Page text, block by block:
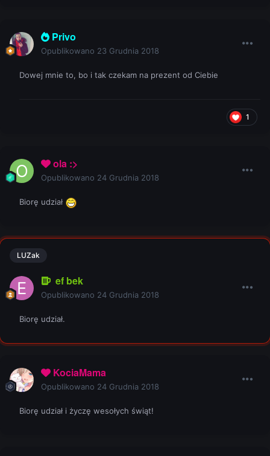
Privo
Opublikowano 23 Grudnia 2018
Dowej mnie to, bo i tak czekam na prezent od Ciebie
1
ola :>
Opublikowano 24 Grudnia 2018
Biorę udział
LUZak
ef bek
Opublikowano 24 Grudnia 2018
Biorę udział.
KociaMama
Opublikowano 24 Grudnia 2018
Biorę udział i życzę wesołych świąt!